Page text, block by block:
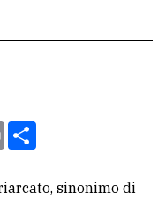
Print
sinonimo di